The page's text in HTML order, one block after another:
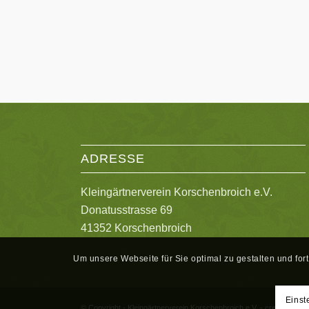
ADRESSE
Kleingärtnerverein Korschenbroich e.V.
Donatusstrasse 69
41352 Korschenbroich
Um unsere Webseite für Sie optimal zu gestalten und